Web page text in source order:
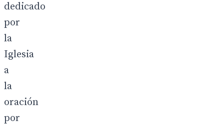
dedicado
por
la
Iglesia
a
la
oración
por